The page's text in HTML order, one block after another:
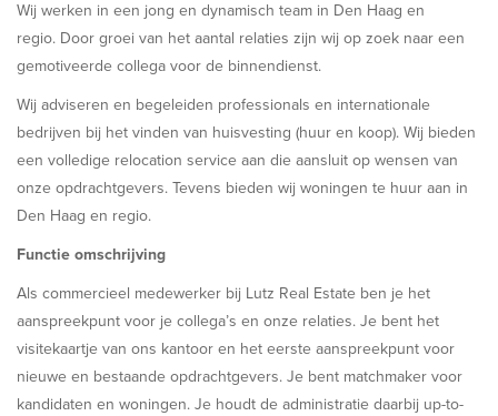
Wij werken in een jong en dynamisch team in Den Haag en
regio. Door groei van het aantal relaties zijn wij op zoek naar een
gemotiveerde collega voor de binnendienst.
Wij adviseren en begeleiden professionals en internationale
bedrijven bij het vinden van huisvesting (huur en koop). Wij bieden
een volledige relocation service aan die aansluit op wensen van
onze opdrachtgevers. Tevens bieden wij woningen te huur aan in
Den Haag en regio.
Functie omschrijving
Als commercieel medewerker bij Lutz Real Estate ben je het
aanspreekpunt voor je collega’s en onze relaties. Je bent het
visitekaartje van ons kantoor en het eerste aanspreekpunt voor
nieuwe en bestaande opdrachtgevers. Je bent matchmaker voor
kandidaten en woningen. Je houdt de administratie daarbij up-to-